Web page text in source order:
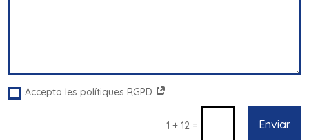
Accepto les polítiques RGPD
1 + 12 = Enviar